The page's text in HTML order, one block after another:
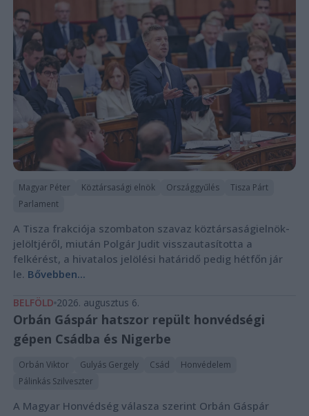
Magyar Péter Köztársasági elnök Országgyűlés
Tisza Párt
Parlament
A Tisza frakciója szombaton szavaz köztársaságielnök-
jelöltjéről, miután Polgár Judit visszautasította a
felkérést, a hivatalos jelölési határidő pedig hétfőn jár
le. Bővebben...
BELFÖLD 2026. augusztus 6.
Orbán Gáspár hatszor repült honvédségi
gépen Csádba és Nigerbe
Orbán Viktor Gulyás Gergely Csád
Honvédelem
Pálinkás Szilveszter
A Magyar Honvédség válasza szerint Orbán Gáspár